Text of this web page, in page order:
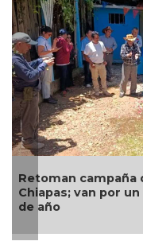
Alertan en
infectadas de